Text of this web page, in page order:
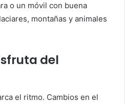
o un móvil con buena
montañas y animales
del
el ritmo. Cambios en el